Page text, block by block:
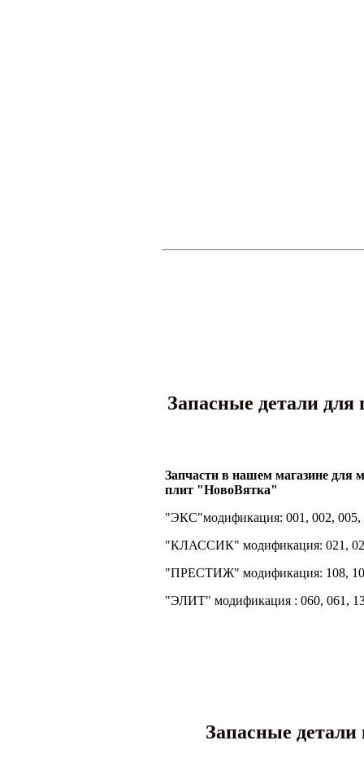
Запасные детали
Запчасти в нашем магазине для
плит "НовоВятка"
"ЭКС"модификация: 001, 002,
"КЛАССИК" модификация: 021,
"ПРЕСТИЖ" модификация: 108,
"ЭЛИТ" модификация : 060, 061,
Запасные детали